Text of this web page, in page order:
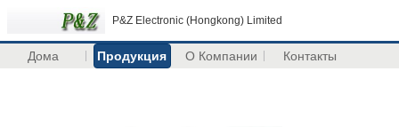
P&Z Electronic (Hongkong) Limited
Дома Продукция О Компании Контакты